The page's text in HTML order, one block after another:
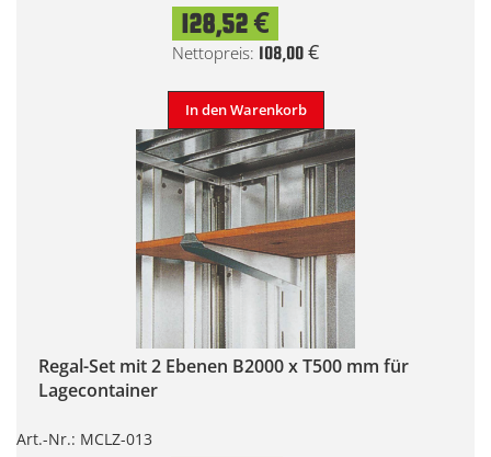
128,52 €
108,00 €
In den Warenkorb
Regal-Set mit 2 Ebenen B2000 x T500 mm für
Lagecontainer
Art.-Nr.: MCLZ-013